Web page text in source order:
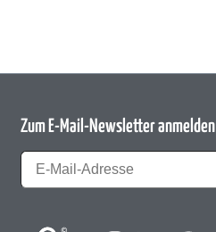
Zum E-Mail-Newsletter anmelden